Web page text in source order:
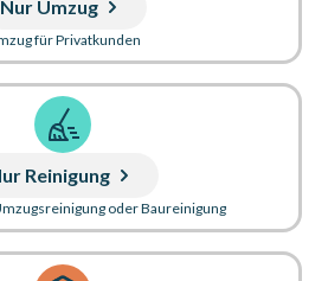
Nur Umzug
für Privatkunden
Reinigung
oder Baureinigung